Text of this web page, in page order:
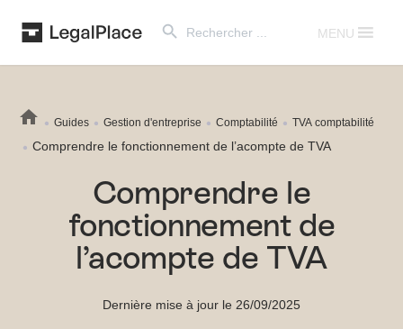
for:
MENU
Guides Gestion d'entreprise Comptabilité TVA comptabilité
Comprendre le fonctionnement de l’acompte de TVA
Comprendre le
fonctionnement de
l’acompte de TVA
Dernière mise à jour le 26/09/2025